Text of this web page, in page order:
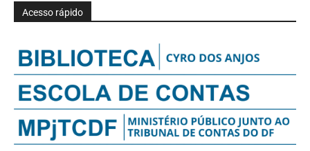
Acesso rápido